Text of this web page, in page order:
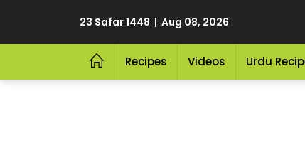
23 Safar 1448 | Aug 08, 2026
Recipes Videos Urdu